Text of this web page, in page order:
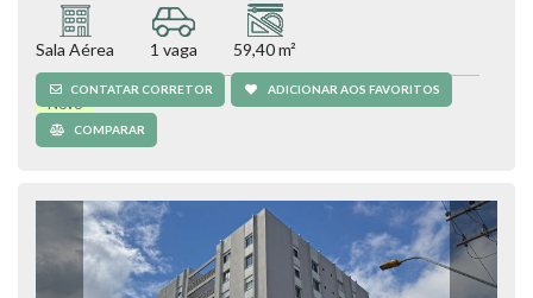
Sala Aérea 1 vaga 59,40 m²
Novo
CONTATAR CORRETOR ADICIONAR AOS FAVORITOS
COMPARAR